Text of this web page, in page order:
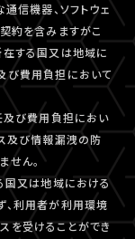
信機器、ソフトウェ
約を含みますがこ
在する国又は地域に
び費用負担において
及び費用負担におい
及び情報漏洩の防
せん。
国又は地域における
、利用者が利用環境
を受けることができ